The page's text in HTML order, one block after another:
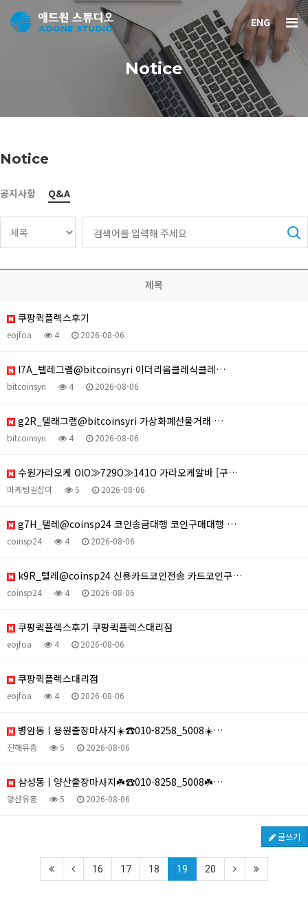
ENG
Notice
Notice
공지사항 Q&A
제목
쿠팡퀵플렉스후기
eojfoa 4 2026-08-06
l7A_텔레그램@bitcoinsyri 이더리움클레식클레…
bitcoinsyri 4 2026-08-06
g2R_텔래그램@bitcoinsyri 가상화폐선물거래 …
bitcoinsyri 4 2026-08-06
수원가라오케 OlO≫729O≫141O 가라오케알바 [구…
마케팅길잡이 5 2026-08-06
g7H_텔레@coinsp24 코인송금대행 코인구매대행 …
coinsp24 4 2026-08-06
k9R_텔레@coinsp24 신용카드코인전송 카드코인구…
coinsp24 4 2026-08-06
쿠팡퀵플렉스후기 쿠팡퀵플렉스대리점
eojfoa 4 2026-08-06
쿠팡퀵플렉스대리점
eojfoa 4 2026-08-06
병암동ㅣ용원출장마사지☀️☎️010-8258_5008☀️…
진해유흥 5 2026-08-06
삼성동ㅣ양산출장마사지☘️☎️010-8258_5008☘️…
양산유흥 5 2026-08-06
글쓰기
16 17 18 19 20